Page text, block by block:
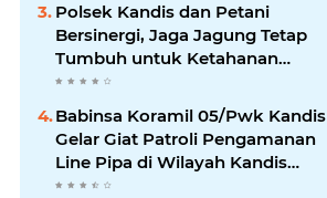
Polsek Kandis dan Petani
Bersinergi, Jaga Jagung Tetap
Tumbuh untuk Ketahanan
Pangan
Babinsa Koramil 05/Pwk Kandis
Gelar Giat Patroli Pengamanan
Line Pipa di Wilayah Kandis
Kandis